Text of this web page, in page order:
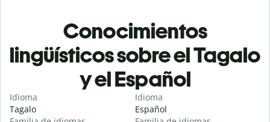
Conocimientos
lingüísticos sobre el Tagalo
y el Español
Idioma
Tagalo
Idioma
Español